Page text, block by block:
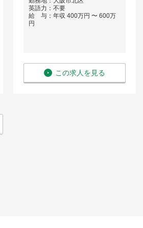
英語力：不要
給 与：年収 400万円 〜 600万
円
この求人を見る